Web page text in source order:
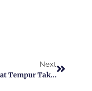
Next
Pesawat Tempur Taktis TNI AU Jatuh Di Areal Pertanian, Pasuruan